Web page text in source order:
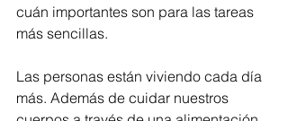
cuán importantes son para las tareas
más sencillas.
Las personas están viviendo cada día
más. Además de cuidar nuestros